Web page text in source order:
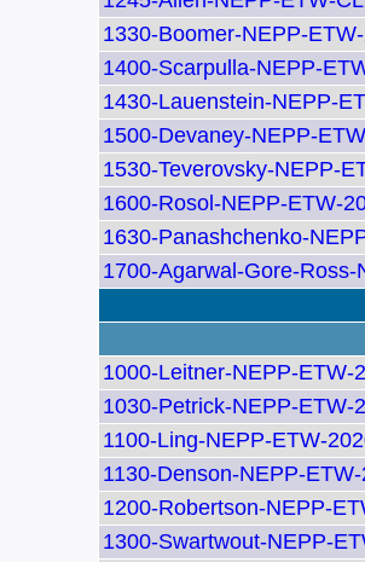
1330-Boomer-NEPP-
1400-Scarpulla-NEPP-
1430-Lauenstein-NEPP-
1500-Devaney-NEPP-
1530-Teverovsky-NEPP-
1600-Rosol-NEPP-ETW-
1630-Panashchenko-
1700-Agarwal-Gore-
1000-Leitner-NEPP-ETW-
1030-Petrick-NEPP-ETW-
1100-Ling-NEPP-ETW-
1130-Denson-NEPP-
1200-Robertson-NEPP-
1300-Swartwout-NEPP-